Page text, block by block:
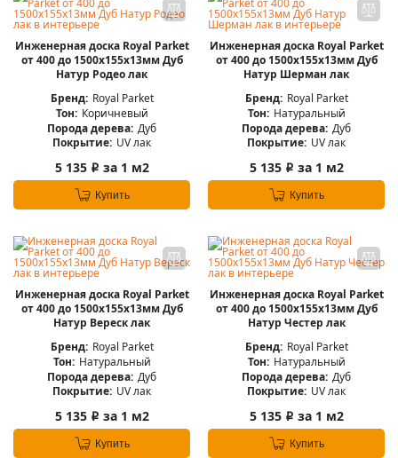
Инженерная доска Royal Parket
от 400 до 1500х155х13мм Дуб
Натур Родео лак
Бренд: Royal Parket
Тон: Коричневый
Порода дерева: Дуб
Покрытие: UV лак
5 135 i за 1 м2
Купить
Инженерная доска Royal Parket
от 400 до 1500х155х13мм Дуб
Натур Шерман лак
Бренд: Royal Parket
Тон: Натуральный
Порода дерева: Дуб
Покрытие: UV лак
5 135 i за 1 м2
Купить
Инженерная доска Royal Parket
от 400 до 1500х155х13мм Дуб
Натур Вереск лак
Бренд: Royal Parket
Тон: Натуральный
Порода дерева: Дуб
Покрытие: UV лак
5 135 i за 1 м2
Купить
Инженерная доска Royal Parket
от 400 до 1500х155х13мм Дуб
Натур Честер лак
Бренд: Royal Parket
Тон: Натуральный
Порода дерева: Дуб
Покрытие: UV лак
5 135 i за 1 м2
Купить